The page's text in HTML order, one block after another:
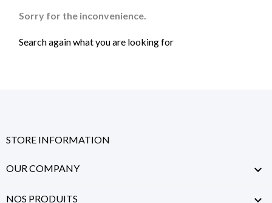
Sorry for the inconvenience.
Search again what you are looking for
STORE INFORMATION
OUR COMPANY 
NOS PRODUITS